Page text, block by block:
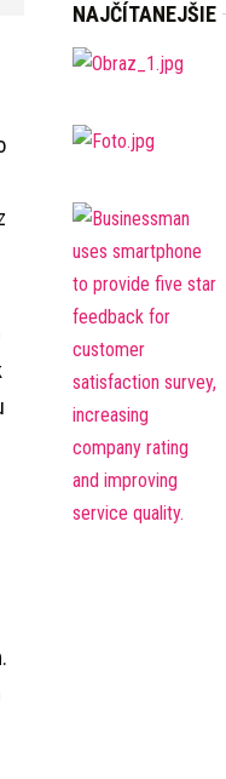
NAJČÍTANEJŠIE